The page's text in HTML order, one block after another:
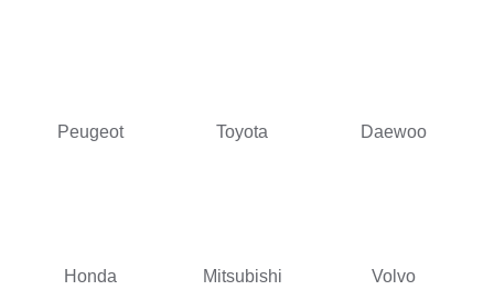
Peugeot Toyota Daewoo
Honda Mitsubishi Volvo